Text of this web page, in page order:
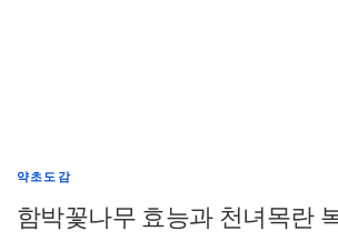
약초도감
함박꽃나무 효능과 천녀목란